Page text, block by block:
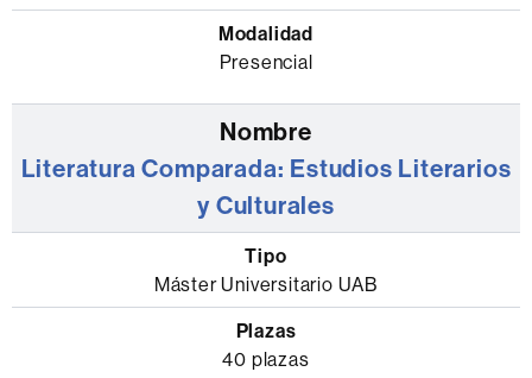
Presencial
Literatura Comparada: Estudios Literarios
y Culturales
Máster Universitario UAB
40 plazas